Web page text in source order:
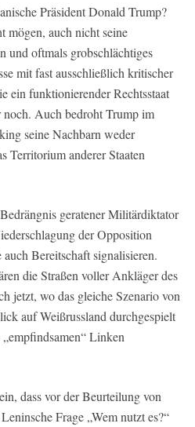
Präsident Donald Trump?
mögen, auch nicht seine
und oftmals grobschlächtiges
mit fast ausschließlich kritischer
ein funktionierender Rechtsstaat
Auch bedroht Trump im
seine Nachbarn weder
Territorium anderer Staaten
geratener Militärdiktator
der Opposition
Bereitschaft signalisieren.
die Straßen voller Ankläger des
jetzt, wo das gleiche Szenario von
auf Weißrussland durchgespielt
Linken
dass vor der Beurteilung von
Frage „Wem nutzt es?“